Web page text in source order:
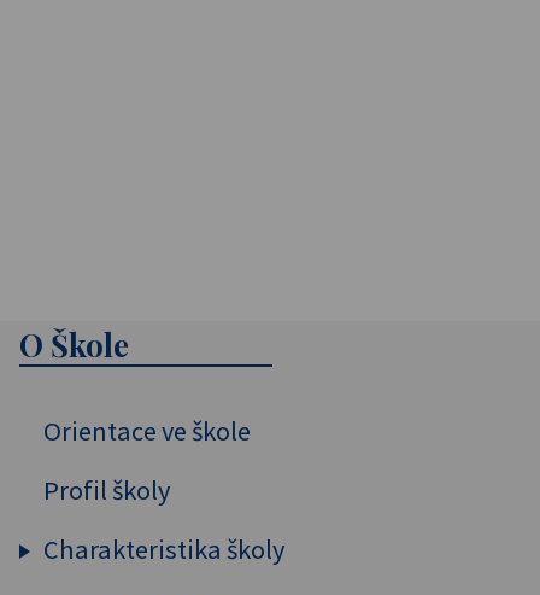
O Škole
Orientace ve škole
Profil školy
Charakteristika školy